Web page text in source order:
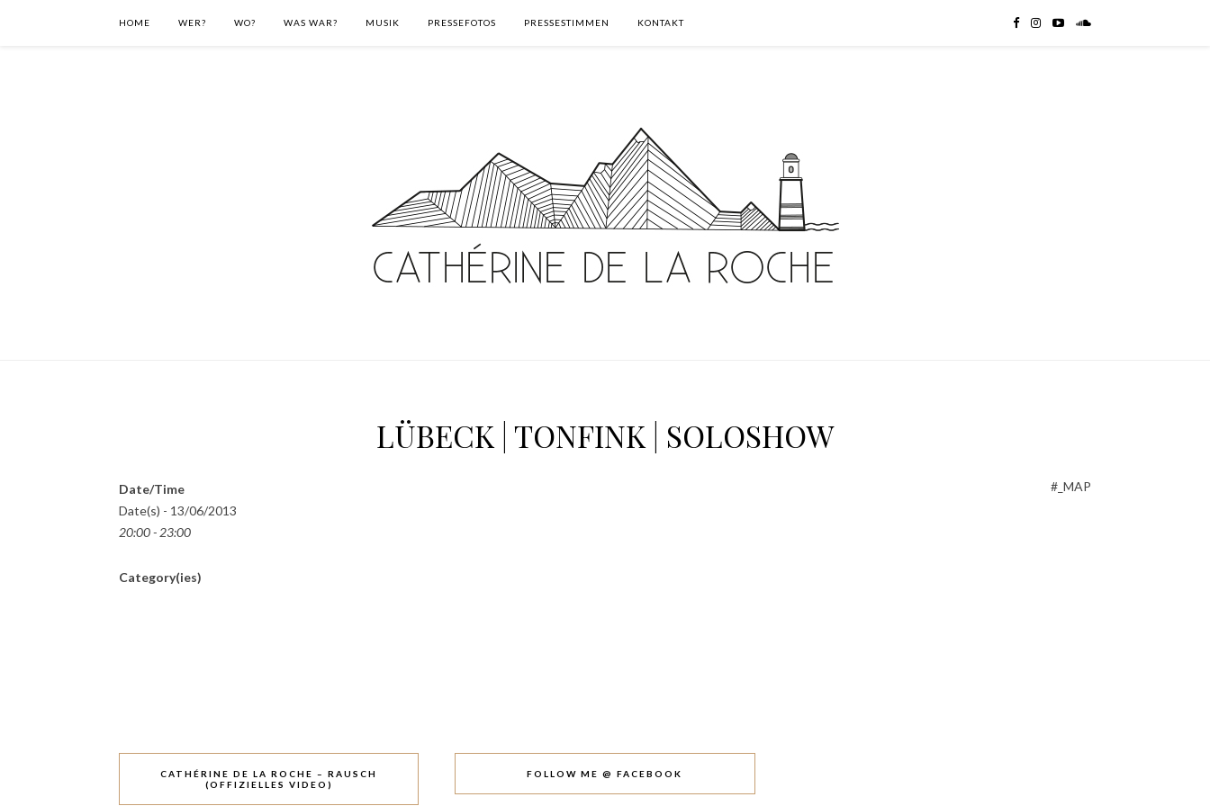
HOME WER? WO? WAS WAR? MUSIK PRESSEFOTOS PRESSESTIMMEN KONTAKT
LÜBECK | TONFINK | SOLOSHOW
#_MAP
Date/Time
Date(s) - 13/06/2013
20:00 - 23:00
Category(ies)
CATHÉRINE DE LA ROCHE – RAUSCH
(OFFIZIELLES VIDEO)
FOLLOW ME @ FACEBOOK